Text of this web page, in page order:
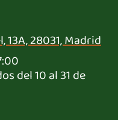
13A, 28031, Madrid
del 10 al 31 de